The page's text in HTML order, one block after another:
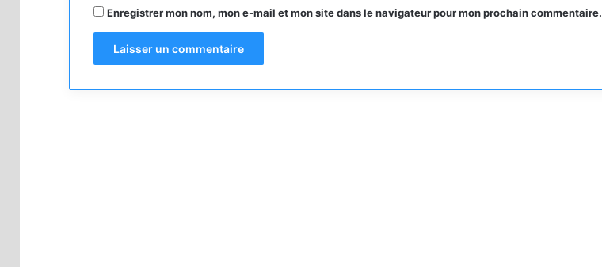
Enregistrer mon nom, mon e-mail et mon site dans le navigateur pour mon prochain commentaire.